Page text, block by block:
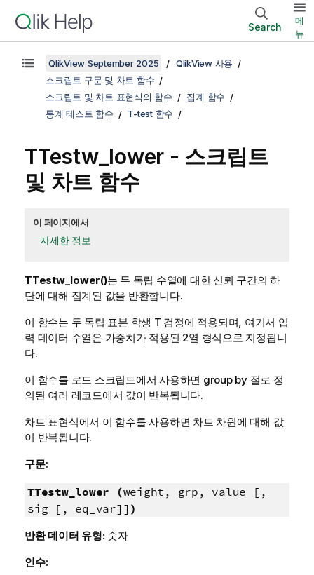
Search
메
뉴
QlikView September 2025
QlikView 사용
스크립트 구문 및 차트 함수
스크립트 및 차트 표현식의 함수
집계 함수
통계 테스트 함수
T-test 함수
TTestw_lower - 스크립트
및 차트 함수
이 페이지에서
자세한 정보
TTestw_lower()는 두 독립 수열에 대한 신뢰 구간의 하
단에 대해 집계된 값을 반환합니다.
이 함수는 두 독립 표본 학생 T 검정에 적용되며, 여기서 입
력 데이터 수열은 가중치가 적용된 2열 형식으로 지정됩니
다.
이 함수를 로드 스크립트에서 사용하면 group by 절로 정
의된 여러 레코드에서 값이 반복됩니다.
차트 표현식에서 이 함수를 사용하면 차트 차원에 대해 값
이 반복됩니다.
구문:
TTestw_lower (weight, grp, value [,
sig [, eq_var]] )
반환 데이터 유형: 숫자
인수: